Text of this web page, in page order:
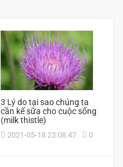
3 Lý do tại sao chúng ta
cần kế sữa cho cuộc sống
(milk thistle)
2021-05-18 23:08:47 0